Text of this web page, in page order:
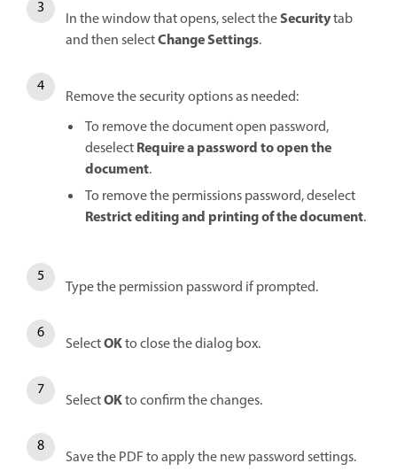
In the window that opens, select theSecuritytab
and then selectChange Settings.
Remove the security options as needed:
To remove the document open password,
deselectRequire a password to open the
document.
To remove the permissions password, deselect
Restrict editing and printing of the document.
Type the permission password if prompted.
SelectOKto close the dialog box.
SelectOKto confirm the changes.
Save the PDF to apply the new password settings.